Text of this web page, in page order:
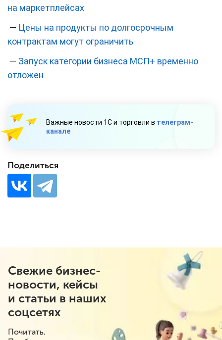
на маркетплейсах
— Цены на продукты по долгосрочным
контрактам могут ограничить
— Запуск категории бизнеса МСП+ временно
отложен
Важные новости 1С и торговли в телеграм-
канале
Поделиться
Свежие бизнес-
новости, кейсы
и статьи в наших
соцсетях
Почитать.